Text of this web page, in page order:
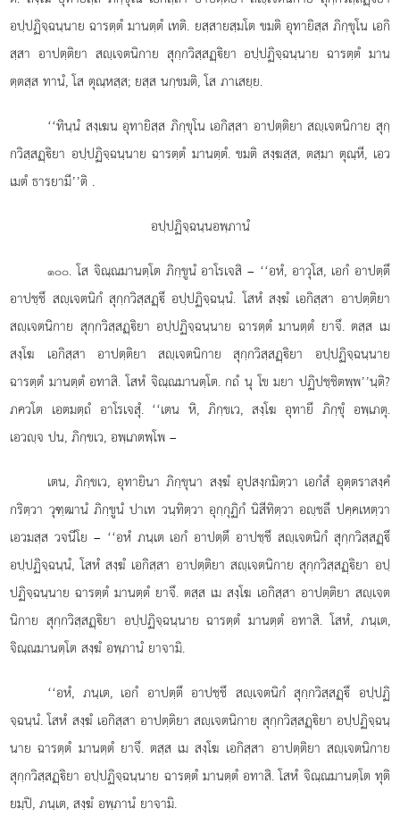
อปฺปฏิจฺฉนฺนาย ฉารตฺตํ มานตฺตํ เทติ. ยสฺสายสฺมโต ขมติ อุทายิสฺส ภิกฺขุโน เอกิ
สฺสา อาปตฺติยา สฺเจตนิกาย สุกฺกวิสฺสฏฺิยา อปฺปฏิจฺฉนฺนาย ฉารตฺตํ มาน
ตฺตสฺส ทานํ, โส ตุณฺหสฺส; ยสฺส นกฺขมติ, โส ภาเสยฺย.
‘‘ทินฺนํ สงฺเฆน อุทายิสฺส ภิกฺขุโน เอกิสฺสา อาปตฺติยา สฺเจตนิกาย สุกฺ
กวิสฺสฏฺิยา อปฺปฏิจฺฉนฺนาย ฉารตฺตํ มานตฺตํ. ขมติ สงฺฆสฺส, ตสฺมา ตุณฺหี, เอว
เมตํ ธารยามี’’ติ .
อปฺปฏิจฺฉนฺนอพฺภานํ
๑๐๐. โส จิณฺณมานตฺโต ภิกฺขูนํ อาโรเจสิ – ‘‘อหํ, อาวุโส, เอกํ อาปตฺตึ
อาปชฺชึ สฺเจตนิกํ สุกฺกวิสฺสฏฺึ อปฺปฏิจฺฉนฺนํ. โสหํ สงฺฆํ เอกิสฺสา อาปตฺติยา
สฺเจตนิกาย สุกฺกวิสฺสฏฺิยา อปฺปฏิจฺฉนฺนาย ฉารตฺตํ มานตฺตํ ยาจึ. ตสฺส เม
สงฺโฆ เอกิสฺสา อาปตฺติยา สฺเจตนิกาย สุกฺกวิสฺสฏฺิยา อปฺปฏิจฺฉนฺนาย
ฉารตฺตํ มานตฺตํ อทาสิ. โสหํ จิณฺณมานตฺโต. กถํ นุ โข มยา ปฏิปชฺชิตพฺพ’’นฺติ?
ภควโต เอตมตฺถํ อาโรเจสุํ. ‘‘เตน หิ, ภิกฺขเว, สงฺโฆ อุทายึ ภิกฺขุํ อพฺเภตุ.
เอวฺจ ปน, ภิกฺขเว, อพฺเภตพฺโพ –
เตน, ภิกฺขเว, อุทายินา ภิกฺขุนา สงฺฆํ อุปสงฺกมิตฺวา เอกํสํ อุตฺตราสงฺคํ
กริตฺวา วุฑฺฒานํ ภิกฺขูนํ ปาเท วนฺทิตฺวา อุกฺกุฏิกํ นิสีทิตฺวา อฺชลึ ปคฺคเหตฺวา
เอวมสฺส วจนีโย – ‘‘อหํ ภนฺเต เอกํ อาปตฺตึ อาปชฺชึ สฺเจตนิกํ สุกฺกวิสฺสฏฺึ
อปฺปฏิจฺฉนฺนํ, โสหํ สงฺฆํ เอกิสฺสา อาปตฺติยา สฺเจตนิกาย สุกฺกวิสฺสฏฺิยา อปฺ
ปฏิจฺฉนฺนาย ฉารตฺตํ มานตฺตํ ยาจึ. ตสฺส เม สงฺโฆ เอกิสฺสา อาปตฺติยา สฺเจต
นิกาย สุกฺกวิสฺสฏฺิยา อปฺปฏิจฺฉนฺนาย ฉารตฺตํ มานตฺตํ อทาสิ. โสหํ, ภนฺเต,
จิณฺณมานตฺโต สงฺฆํ อพฺภานํ ยาจามิ.
‘‘อหํ, ภนฺเต, เอกํ อาปตฺตึ อาปชฺชึ สฺเจตนิกํ สุกฺกวิสฺสฏฺึ อปฺปฏิ
จฺฉนฺนํ. โสหํ สงฺฆํ เอกิสฺสา อาปตฺติยา สฺเจตนิกาย สุกฺกวิสฺสฏฺิยา อปฺปฏิจฺฉนฺ
นาย ฉารตฺตํ มานตฺตํ ยาจึ. ตสฺส เม สงฺโฆ เอกิสฺสา อาปตฺติยา สฺเจตนิกาย
สุกฺกวิสฺสฏฺิยา อปฺปฏิจฺฉนฺนาย ฉารตฺตํ มานตฺตํ อทาสิ. โสหํ จิณฺณมานตฺโต ทุติ
ยมฺปิ, ภนฺเต, สงฺฆํ อพฺภานํ ยาจามิ.